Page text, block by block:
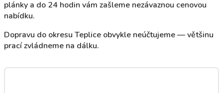
plánky a do 24 hodin vám zašleme nezávaznou cenovou
nabídku.
Dopravu do okresu Teplice obvykle neúčtujeme — většinu
prací zvládneme na dálku.